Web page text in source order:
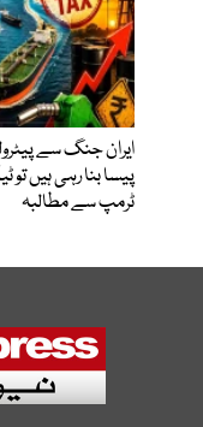
ایران جنگ سے
پیسا بنا رہی ہیں تو
ٹرمپ سے مطالبہ